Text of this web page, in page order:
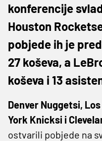
konferencije
Houston
pobjede ih je
27 koševa, a
koševa i 13
Denver Nuggetsi,
York Knicksi i
ostvarili pobjede na